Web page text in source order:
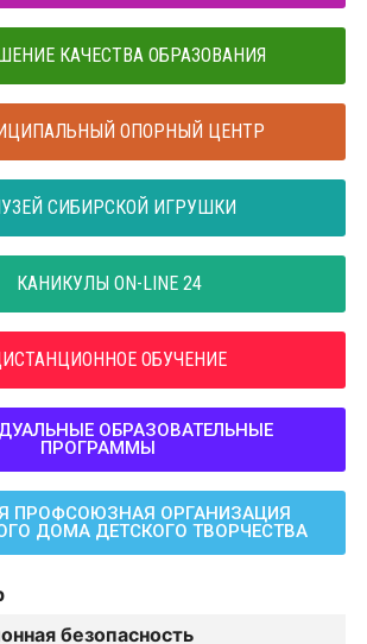
КАЧЕСТВА ОБРАЗОВАНИЯ
ОПОРНЫЙ ЦЕНТР
СИБИРСКОЙ ИГРУШКИ
КАНИКУЛЫ ON-LINE 24
ОБУЧЕНИЕ
ОБРАЗОВАТЕЛЬНЫЕ
ПРОГРАММЫ
ПРОФСОЮЗНАЯ ОРГАНИЗАЦИЯ
ДОМА ДЕТСКОГО ТВОРЧЕСТВА
безопасность